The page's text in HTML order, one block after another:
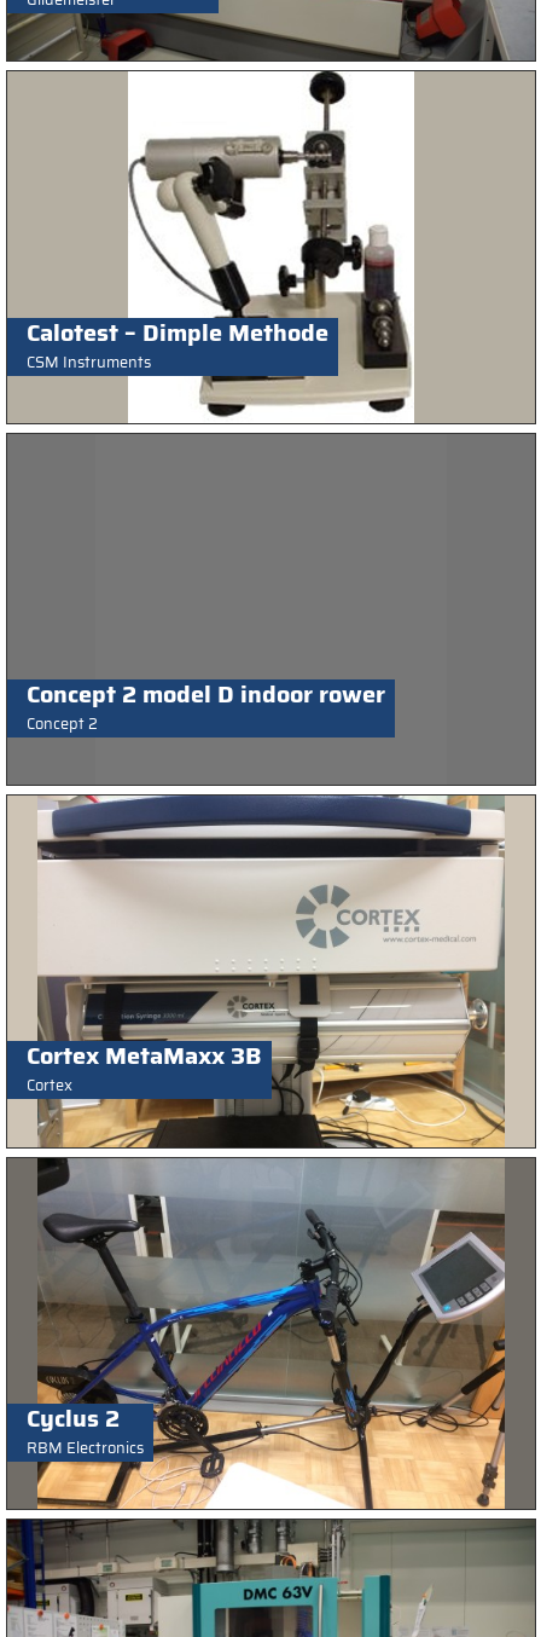
Calotest – Dimple Methode
CSM Instruments
Concept 2 model D indoor rower
Concept 2
Cortex MetaMaxx 3B
Cortex
Cyclus 2
RBM Electronics